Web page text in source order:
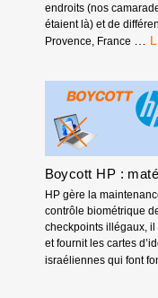
endroits (nos
étaient là) et de
Provence, France
Boycott HP :
HP gère la
contrôle biométrique
checkpoints illégaux, il
et fournit les cartes
israéliennes qui font